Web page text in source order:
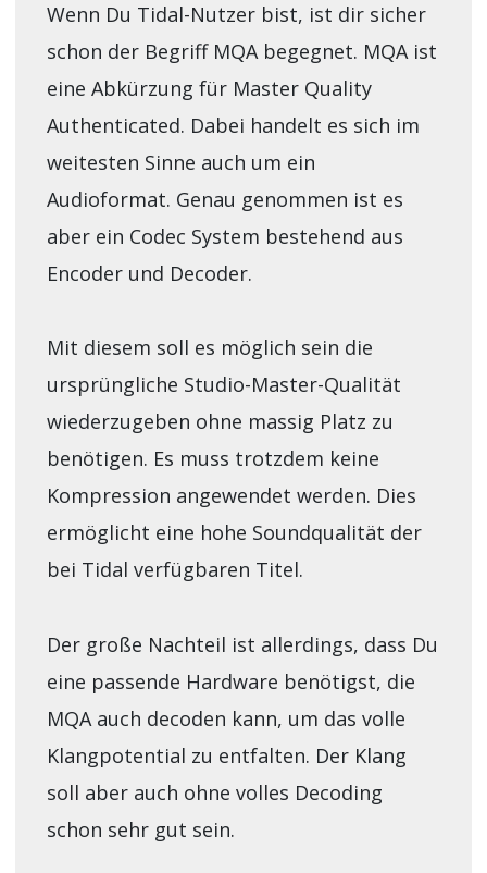
Wenn Du Tidal-Nutzer bist, ist dir sicher
schon der Begriff MQA begegnet. MQA ist
eine Abkürzung für Master Quality
Authenticated. Dabei handelt es sich im
weitesten Sinne auch um ein
Audioformat. Genau genommen ist es
aber ein Codec System bestehend aus
Encoder und Decoder.
Mit diesem soll es möglich sein die
ursprüngliche Studio-Master-Qualität
wiederzugeben ohne massig Platz zu
benötigen. Es muss trotzdem keine
Kompression angewendet werden. Dies
ermöglicht eine hohe Soundqualität der
bei Tidal verfügbaren Titel.
Der große Nachteil ist allerdings, dass Du
eine passende Hardware benötigst, die
MQA auch decoden kann, um das volle
Klangpotential zu entfalten. Der Klang
soll aber auch ohne volles Decoding
schon sehr gut sein.